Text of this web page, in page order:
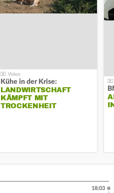
Kühe in der Krise:
LANDWIRTSCHAFT
KÄMPFT MIT
TROCKENHEIT
18:03